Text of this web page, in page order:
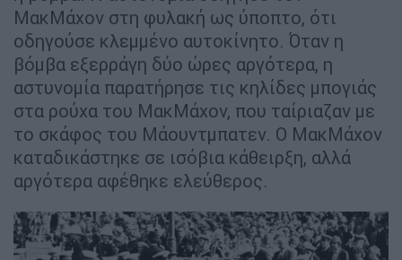
ΜακΜάχον στη φυλακή ως ύποπτο, ότι
οδηγούσε κλεμμένο αυτοκίνητο. Όταν η
βόμβα εξερράγη δύο ώρες αργότερα, η
αστυνομία παρατήρησε τις κηλίδες μπογιάς
στα ρούχα του ΜακΜάχον, που ταίριαζαν με
το σκάφος του Μάουντμπατεν. Ο ΜακΜάχον
καταδικάστηκε σε ισόβια κάθειρξη, αλλά
αργότερα αφέθηκε ελεύθερος.